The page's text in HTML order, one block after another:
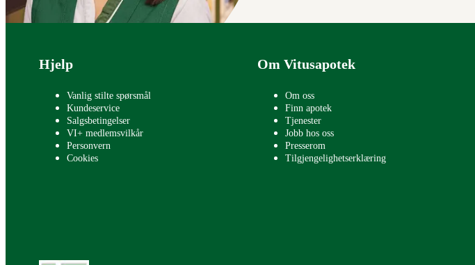
Bunntekst
Hjelp
Vanlig stilte spørsmål
Kundeservice
Salgsbetingelser
VI+ medlemsvilkår
Personvern
Cookies
Om Vitusapotek
Om oss
Finn apotek
Tjenester
Jobb hos oss
Presserom
Tilgjengelighetserklæring